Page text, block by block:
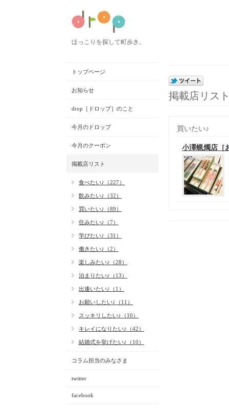
ほっこりを探して町歩き。
掲載店リス
買いたい♪
小澤蝋燭店［
トップページ
お知らせ
drop［ドロップ］のこと
今月のドロップ
今月のクーポン
掲載店リスト
食べたい♪（227）
飲みたい♪（32）
買いたい♪（89）
住みたい♪（7）
学びたい♪（31）
働きたい♪（2）
楽しみたい♪（28）
泊まりたい♪（13）
出逢いたい♪（1）
お願いしたい♪（11）
スッキリしたい♪（10）
キレイになりたい♪（42）
結婚式を挙げたい♪（10）
コラム担当のみなさま
twitter
facebook